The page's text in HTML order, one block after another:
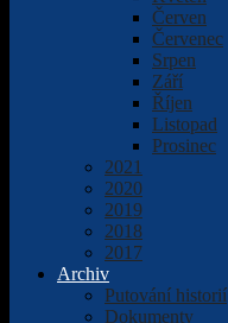
Červen
Červenec
Srpen
Září
Říjen
Listopad
Prosinec
2021
2020
2019
2018
2017
Archiv
Putování historií
Dokumenty